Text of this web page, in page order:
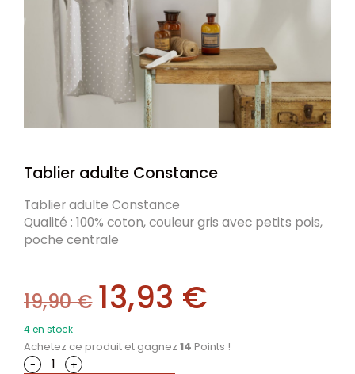
Tablier adulte Constance
Tablier adulte Constance
Qualité : 100% coton, couleur gris avec petits pois,
poche centrale
19,90€ 13,93 €
4 en stock
Achetez ce produit et gagnez 14 Points !
-
+